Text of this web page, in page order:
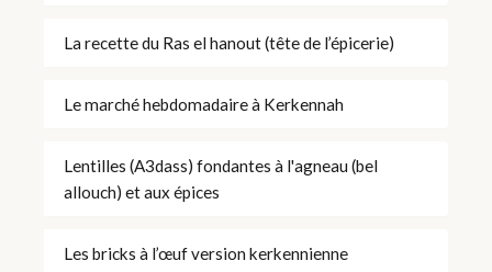
La recette du Ras el hanout (tête de l’épicerie)
Le marché hebdomadaire à Kerkennah
Lentilles (A3dass) fondantes à l'agneau (bel
allouch) et aux épices
Les bricks à l’œuf version kerkennienne